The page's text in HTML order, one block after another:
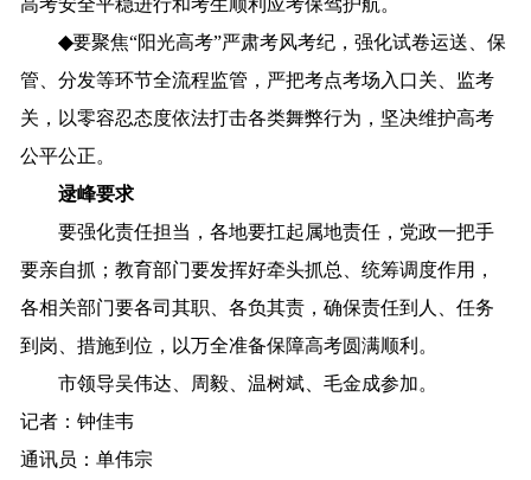
高考安全平稳进行和考生顺利应考保驾护航。
◆要聚焦“阳光高考”严肃考风考纪 ，强化试卷运送、保
管、分发等环节全流程监管， 严把考点考场入口关、监考
关，以零容忍态度依法打击各类舞弊行为，坚决维护高考
公平公正。
逯峰要求
要强化责任担当 ，各地要扛起属地责任，党政一把手
要亲自抓；教育部门要发挥好牵头抓总、统筹调度作用 ，
各相关部门要各司其职、各负其责，确保责任到人、任务
到岗 、措施到位 ， 以万全准备保障高考圆满顺利 。
市领导吴伟达、周毅、温树斌、毛金成参加。
记者 ：钟佳韦
通讯员：单伟宗